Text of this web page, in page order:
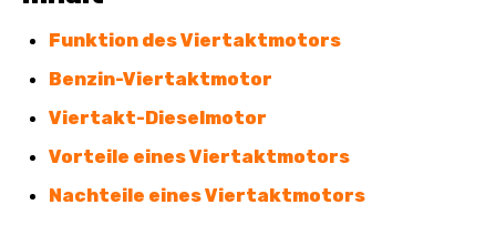
Funktion des Viertaktmotors
Benzin-Viertaktmotor
Viertakt-Dieselmotor
Vorteile eines Viertaktmotors
Nachteile eines Viertaktmotors